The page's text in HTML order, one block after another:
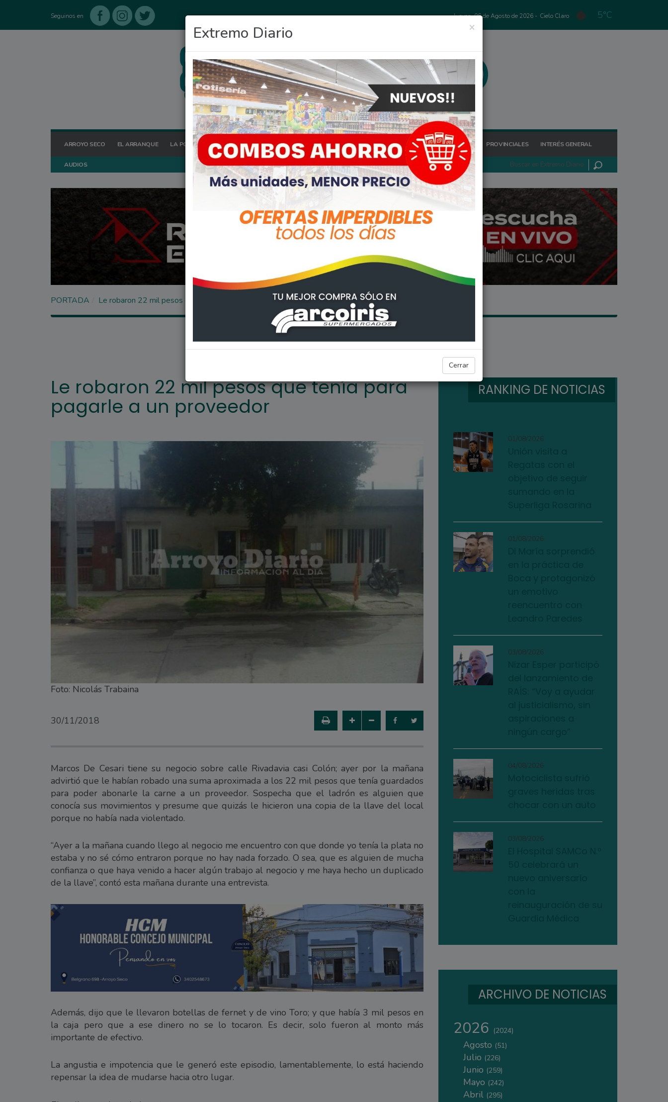
Seguinos en Jueves, 06 de Agosto de 2026 - Cielo Claro 5°C
ARROYO SECO EL ARRANQUE LA POSTA HOY OCIO DEPORTES FIGHIERA GENERAL LAGOS POLICIALES REGIONALES PROVINCIALES INTERÉS GENERAL
AUDIOS
×
Extremo Diario
Cerrar
PORTADA Le robaron 22 mil pesos que tenía para pagarle a un proveedor
ARROYO SECO
Le robaron 22 mil pesos que tenía para
pagarle a un proveedor
Foto: Nicolás Trabaina
30/11/2018
Marcos De Cesari tiene su negocio sobre calle Rivadavia casi Colón; ayer por la mañana
advirtió que le habían robado una suma aproximada a los 22 mil pesos que tenía guardados
para poder abonarle la carne a un proveedor. Sospecha que el ladrón es alguien que
conocía sus movimientos y presume que quizás le hicieron una copia de la llave del local
porque no había nada violentado.
“Ayer a la mañana cuando llego al negocio me encuentro con que donde yo tenía la plata no
estaba y no sé cómo entraron porque no hay nada forzado. O sea, que es alguien de mucha
confianza o que haya venido a hacer algún trabajo al negocio y me haya hecho un duplicado
de la llave”, contó esta mañana durante una entrevista.
Además, dijo que le llevaron botellas de fernet y de vino Toro; y que había 3 mil pesos en
la caja pero que a ese dinero no se lo tocaron. Es decir, solo fueron al monto más
importante de efectivo.
La angustia e impotencia que le generó este episodio, lamentablemente, lo está haciendo
repensar la idea de mudarse hacia otro lugar.
RANKING DE NOTICIAS
01/08/2026
01/08/2026
03/08/2026
04/08/2026
03/08/2026
ARCHIVO DE NOTICIAS
2026 (2024)
Agosto (51)
Julio (226)
Junio (259)
Mayo (242)
Abril (295)